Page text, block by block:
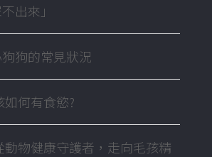
出來」
狗的常見狀況
如何有食慾?
動物健康守護者，走向毛孩精